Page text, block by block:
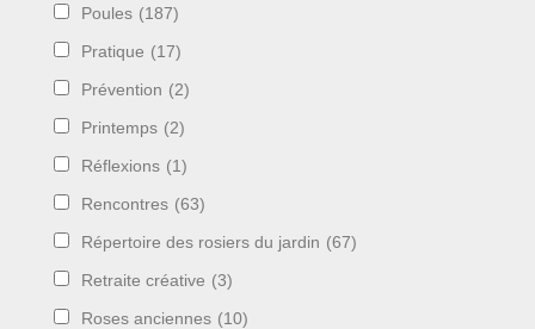
Poules (187)
Pratique (17)
Prévention (2)
Printemps (2)
Réflexions (1)
Rencontres (63)
Répertoire des rosiers du jardin (67)
Retraite créative (3)
Roses anciennes (10)